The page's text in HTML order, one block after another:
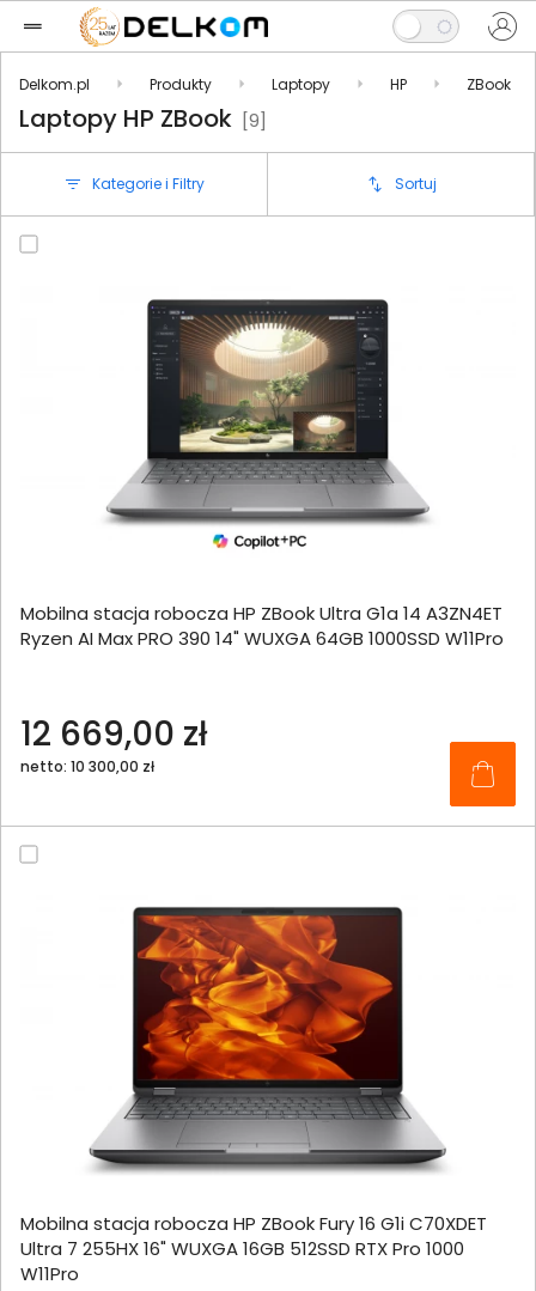
Delkom.pl Produkty Laptopy HP ZBook
Laptopy HP ZBook [9]
Kategorie i Filtry Sortuj
Mobilna stacja robocza HP ZBook Ultra G1a 14 A3ZN4ET
Ryzen AI Max PRO 390 14" WUXGA 64GB 1000SSD W11Pro
12 669,00 zł
netto: 10 300,00 zł
Mobilna stacja robocza HP ZBook Fury 16 G1i C70XDET
Ultra 7 255HX 16" WUXGA 16GB 512SSD RTX Pro 1000
W11Pro